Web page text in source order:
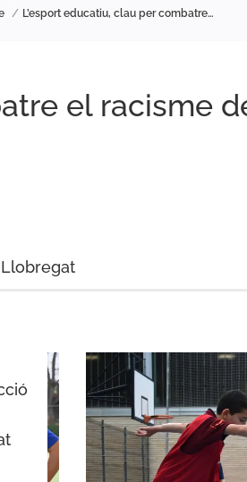
L’esport educatiu, clau per combatre…
el racisme